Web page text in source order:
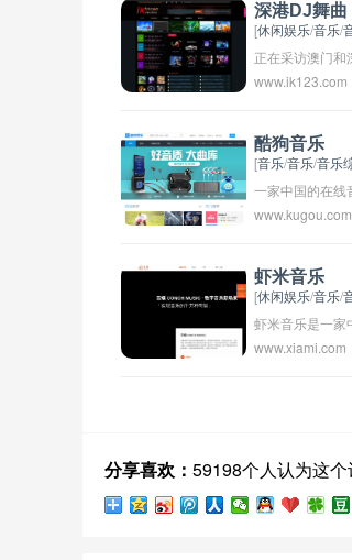
深港DJ舞曲
[休闲娱乐/音乐/
正在采访澳门和
人，并收集他们
将分享关于深圳
动，向大家介绍
乐风格。我们希
了解和欣赏深港
www.ik123.com
酷狗音乐
[音乐/音乐/音乐
一家中国的在线
放、下载、推荐
的客户端，包括
等，可以满足用
求。同时，酷狗
和演唱会，为音
www.kugou.com
虾米音乐
[休闲娱乐/音乐/
虾米音乐是一家
供海量音乐资源
还拥有自己的
音乐圈子。虾米
www.xiami.com
分享喜欢： 59198个人认为这